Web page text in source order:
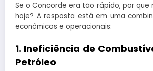
Se o Concorde era tão rápido, por que
hoje? A resposta está em uma
econômicos e operacionais:
1. Ineficiência de
Petróleo